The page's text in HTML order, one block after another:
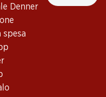
Denner
spesa
(15)